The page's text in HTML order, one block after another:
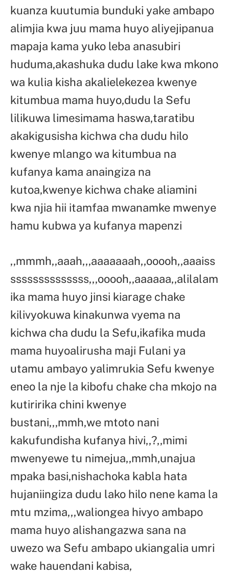
kuanza kuutumia bunduki yake ambapo
alimjia kwa juu mama huyo aliyejipanua
mapaja kama yuko leba anasubiri
huduma,akashuka dudu lake kwa mkono
wa kulia kisha akalielekezea kwenye
kitumbua mama huyo,dudu la Sefu
lilikuwa limesimama haswa,taratibu
akakigusisha kichwa cha dudu hilo
kwenye mlango wa kitumbua na
kufanya kama anaingiza na
kutoa,kwenye kichwa chake aliamini
kwa njia hii itamfaa mwanamke mwenye
hamu kubwa ya kufanya mapenzi
,,mmmh,,aaah,,,aaaaaaah,,ooooh,,aaaiss
ssssssssssssss,,,ooooh,,aaaaaa,,alilalam
ika mama huyo jinsi kiarage chake
kilivyokuwa kinakunwa vyema na
kichwa cha dudu la Sefu,ikafika muda
mama huyoalirusha maji Fulani ya
utamu ambayo yalimrukia Sefu kwenye
eneo la nje la kibofu chake cha mkojo na
kutiririka chini kwenye
bustani,,,mmh,we mtoto nani
kakufundisha kufanya hivi,,?,,mimi
mwenyewe tu nimejua,,mmh,unajua
mpaka basi,nishachoka kabla hata
hujaniingiza dudu lako hilo nene kama la
mtu mzima,,,waliongea hivyo ambapo
mama huyo alishangazwa sana na
uwezo wa Sefu ambapo ukiangalia umri
wake hauendani kabisa,